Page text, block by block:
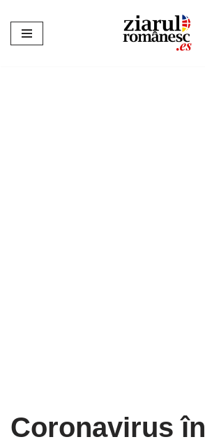
Sari
Coronavirus în